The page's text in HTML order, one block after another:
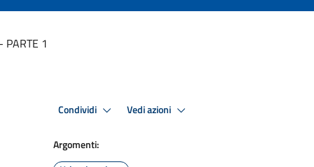
PARTE 1
Condividi Vedi azioni
Argomenti: